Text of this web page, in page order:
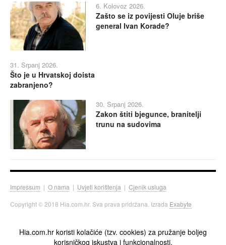
6. Kolovoz 2026.
Zašto se iz povijesti Oluje briše
general Ivan Korade?
31. Srpanj 2026.
Što je u Hrvatskoj doista
zabranjeno?
30. Srpanj 2026.
Zakon štiti bjegunce, branitelji
trunu na sudovima
Impressum | O nama | Uvjeti korištenja | Cjenik usluga
Copyright © 2018 Hia.com.hr. Sva prava pridržana. Izrada Exabyte
Hia.com.hr koristi kolačiće (tzv. cookies) za pružanje boljeg
korisničkog iskustva i funkcionalnosti.